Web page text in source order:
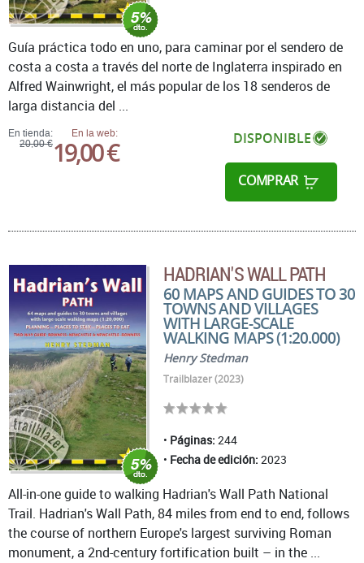
En tienda:
20,00 €
En la web:
19,00 € DISPONIBLE
COMPRAR
Guía práctica todo en uno, para caminar por el sendero de
costa a costa a través del norte de Inglaterra inspirado en
Alfred Wainwright, el más popular de los 18 senderos de
larga distancia del ...
HADRIAN'S WALL PATH
60 MAPS AND GUIDES TO 30
TOWNS AND VILLAGES
WITH LARGE-SCALE
WALKING MAPS (1:20.000)
Henry Stedman
Trailblazer (2023)
Páginas: 244
Fecha de edición: 2023
All-in-one guide to walking Hadrian's Wall Path National
Trail. Hadrian's Wall Path, 84 miles from end to end, follows
the course of northern Europe's largest surviving Roman
monument, a 2nd-century fortification built – in the ...